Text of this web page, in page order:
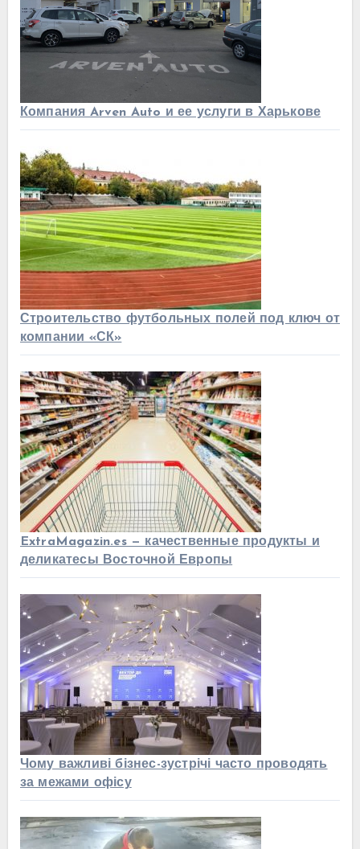
Компания Arven Auto и ее услуги в Харькове
Строительство футбольных полей под ключ от
компании «СК»
ExtraMagazin.es — качественные продукты и
деликатесы Восточной Европы
Чому важливі бізнес-зустрічі часто проводять
за межами офісу